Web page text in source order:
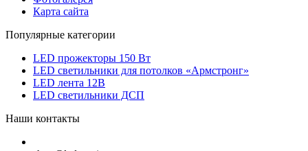
Карта сайта
Популярные категории
LED прожекторы 150 Вт
LED светильники для потолков «Армстронг»
LED лента 12В
LED светильники ДСП
Наши контакты